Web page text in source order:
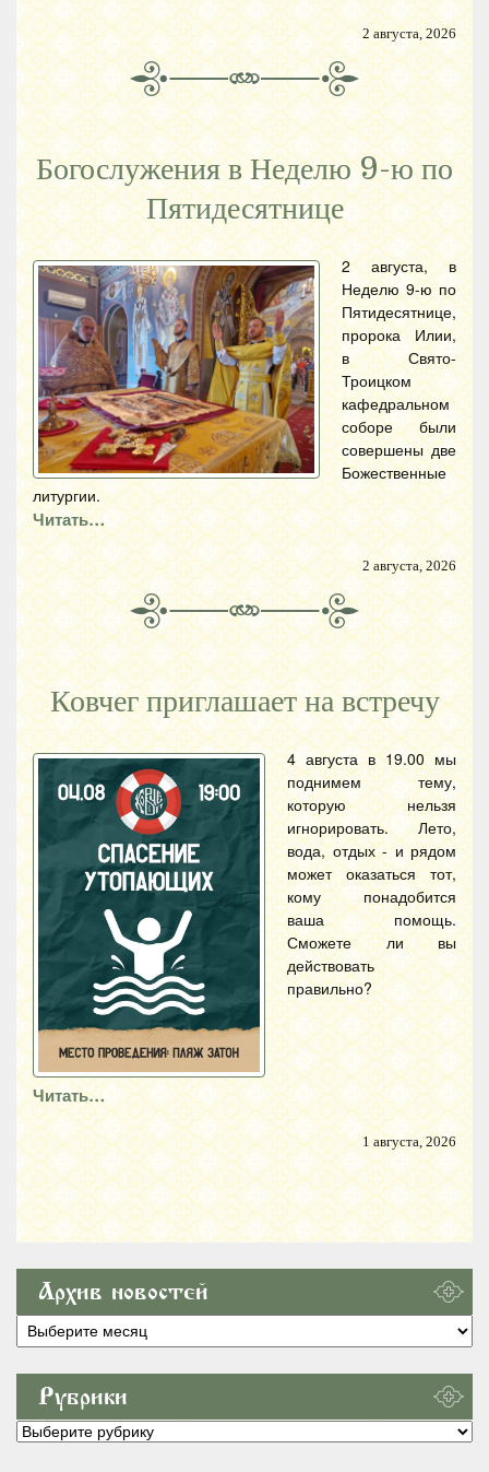
2 августа, 2026
Богослужения в Неделю 9-ю по
Пятидесятнице
2 августа, в
Неделю 9-ю по
Пятидесятнице,
пророка Илии,
в Свято-
Троицком
кафедральном
соборе были
совершены две
Божественные
литургии.
Читать…
2 августа, 2026
Ковчег приглашает на встречу
4 августа в 19.00 мы
поднимем тему,
которую нельзя
игнорировать. Лето,
вода, отдых - и рядом
может оказаться тот,
кому понадобится
ваша помощь.
Сможете ли вы
действовать
правильно?
Читать…
1 августа, 2026
Архив новостей
Архив
новостей
Рубрики
Рубрики